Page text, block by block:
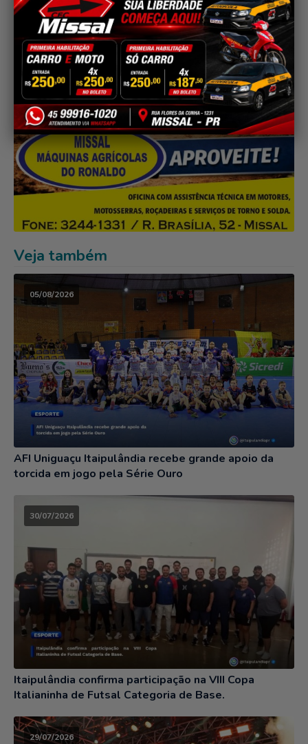
Veja também
05/08/2026
AFI Uniguaçu Itaipulândia recebe grande apoio da
torcida em jogo pela Série Ouro
30/07/2026
Itaipulândia confirma participação na VIII Copa
Italianinha de Futsal Categoria de Base.
29/07/2026